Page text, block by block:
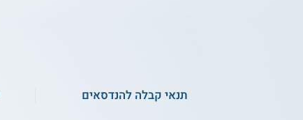
תנאי קבלה להנדסאים